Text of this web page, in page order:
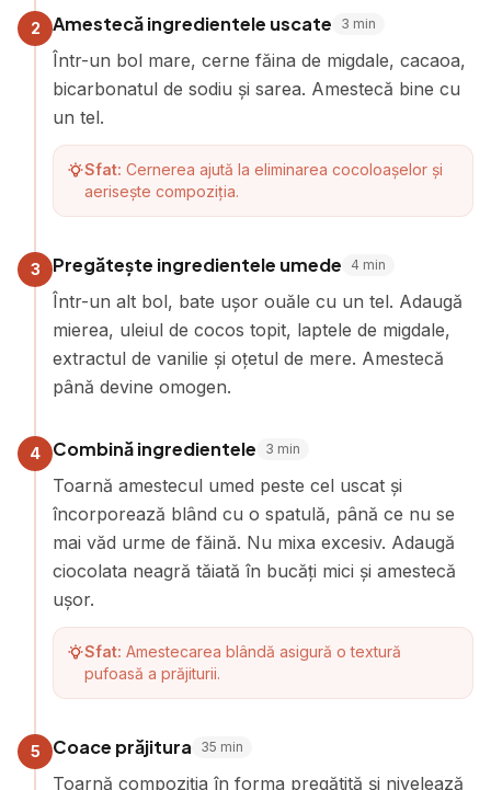
2 Amestecă ingredientele uscate 3 min
Într-un bol mare, cerne făina de migdale, cacaoa,
bicarbonatul de sodiu și sarea. Amestecă bine cu
un tel.
Sfat: Cernerea ajută la eliminarea cocoloașelor și
aerisește compoziția.
3 Pregătește ingredientele umede 4 min
Într-un alt bol, bate ușor ouăle cu un tel. Adaugă
mierea, uleiul de cocos topit, laptele de migdale,
extractul de vanilie și oțetul de mere. Amestecă
până devine omogen.
4 Combină ingredientele 3 min
Toarnă amestecul umed peste cel uscat și
încorporează blând cu o spatulă, până ce nu se
mai văd urme de făină. Nu mixa excesiv. Adaugă
ciocolata neagră tăiată în bucăți mici și amestecă
ușor.
Sfat: Amestecarea blândă asigură o textură
pufoasă a prăjiturii.
5 Coace prăjitura 35 min
Toarnă compoziția în forma pregătită și nivelează